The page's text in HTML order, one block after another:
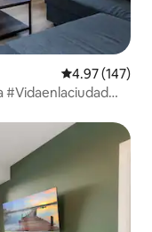
Calificación
4.97 (147)
#Vidaenlaciudad